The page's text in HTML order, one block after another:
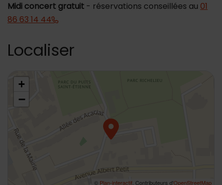
Midi concert gratuit - réservations conseillées au 01
86 63 14 44
Localiser
+
−
© Plan-interactif, Contributeurs d'OpenStreetMap